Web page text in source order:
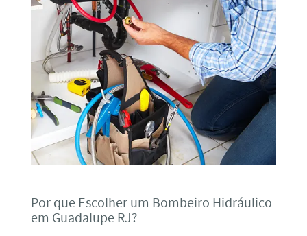
Por que Escolher um Bombeiro Hidráulico
em Guadalupe RJ?